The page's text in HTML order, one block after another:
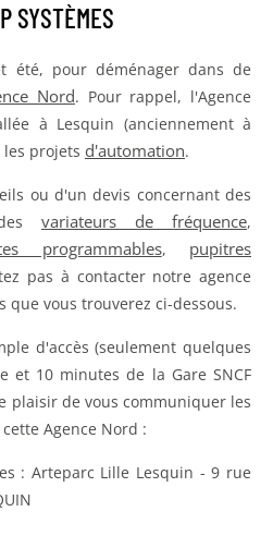
SYSTÈMES
été, pour déménager dans de
Nord. Pour rappel, l'Agence
à Lesquin (anciennement à
les projets d'automation.
ou d'un devis concernant des
variateurs de fréquence,
programmables, pupitres
pas à contacter notre agence
que vous trouverez ci-dessous.
d'accès (seulement quelques
et 10 minutes de la Gare SNCF
plaisir de vous communiquer les
Agence Nord :
: Arteparc Lille Lesquin - 9 rue